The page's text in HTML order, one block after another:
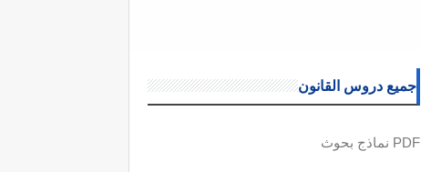
جميع دروس القانون
PDF نماذج بحوث